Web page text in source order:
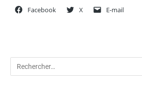
Facebook X E-mail